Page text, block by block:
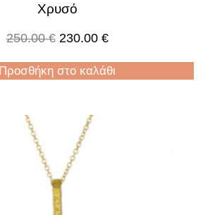
Χρυσό
250.00€ 230.00 €
Προσθήκη στο καλάθι